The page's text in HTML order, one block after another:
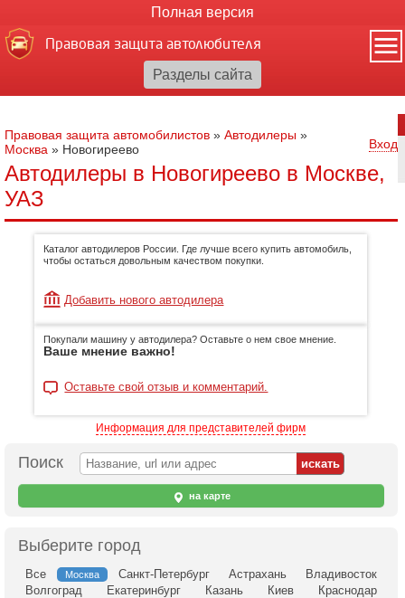
Полная версия
Правовая защита автолюбителя
Правовая защита автомобилистов » Автодилеры »
Москва » Новогиреево Вход
Автодилеры в Новогиреево в Москве,
УАЗ
Каталог автодилеров России. Где лучше всего купить автомобиль,
чтобы остаться довольным качеством покупки.
Добавить нового автодилера
Покупали машину у автодилера? Оставьте о нем свое мнение.
Ваше мнение важно!
Оставьте свой отзыв и комментарий.
Информация для представителей фирм
Поиск
на карте
Выберите город
Все Москва Санкт-Петербург Астрахань
Владивосток
Волгоград
Екатеринбург Казань Киев
Краснодар